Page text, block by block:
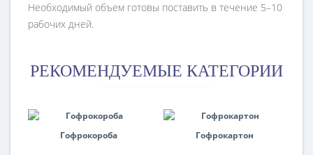
Необходимый объем готовы поставить в течение 5–10
рабочих дней.
РЕКОМЕНДУЕМЫЕ КАТЕГОРИИ
Гофрокороба Гофрокартон